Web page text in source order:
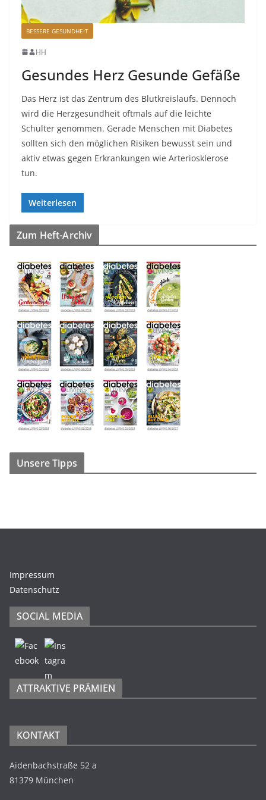
BESSERE GESUNDHEIT
HH
Gesundes Herz Gesunde Gefäße
Das Herz ist das Zentrum des Blutkreislaufs. Dennoch
wird die Herzgesundheit oftmals auf die leichte
Schulter genommen. Gerade Menschen mit Diabetes
sollten sich den möglichen Risiken bewusst sein und
aktiv etwas gegen Erkrankungen wie Arteriosklerose
tun.
Weiterlesen
Zum Heft-Archiv
Unsere Tipps
Impressum
Datenschutz
SOCIAL MEDIA
ATTRAKTIVE PRÄMIEN
KONTAKT
Aidenbachstraße 52 a
81379 München